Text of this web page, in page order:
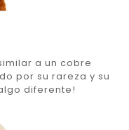
a un cobre
por su rareza y su
diferente!